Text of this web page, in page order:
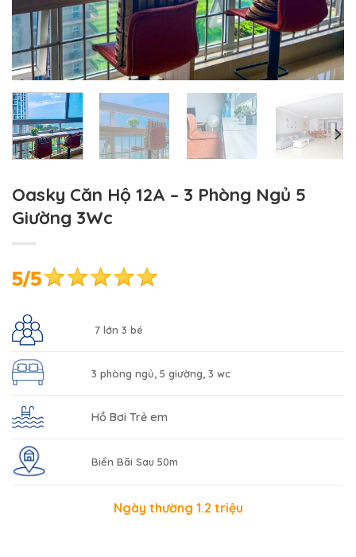
Oasky Căn Hộ 12A – 3 Phòng Ngủ 5
Giường 3Wc
7 lớn 3 bé
3 phòng ngủ, 5 giường, 3 wc
Hồ Bơi Trẻ em
Biển Bãi Sau 50m
Ngày thường 1.2 triệu